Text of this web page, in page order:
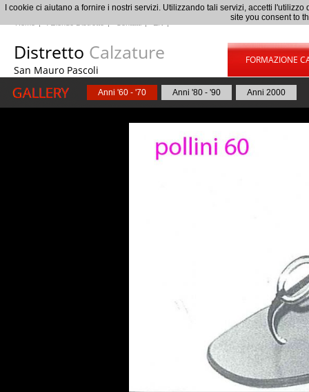
Distretto Calzature
San Mauro Pascoli
FORMAZIONE
Anni '60 - '70 Anni '80 - '90 Anni 2000
I cookie ci aiutano a fornire i nostri servizi. Utilizzando tali servizi, accetti
site you consent to